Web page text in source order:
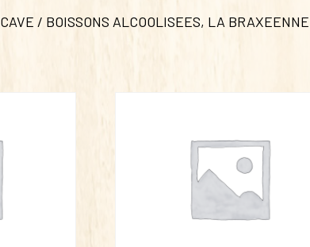
CAVE / BOISSONS ALCOOLISEES, LA BRAXEENNE